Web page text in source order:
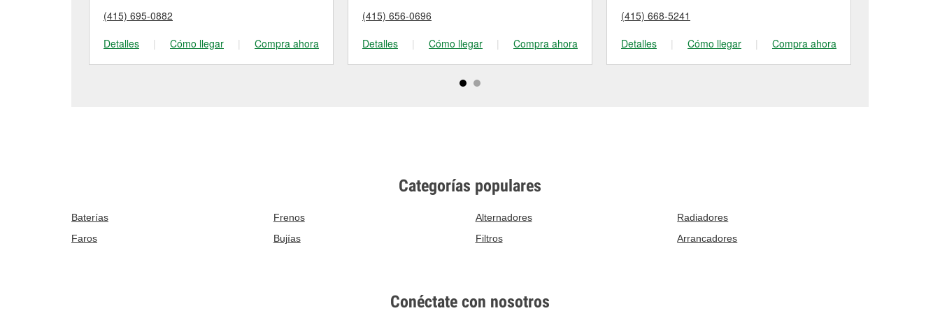
(415) 695-0882
Detalles
| Cómo llegar | Compra ahora
(415) 656-0696
Detalles
| Cómo llegar | Compra ahora
(415) 668-5241
Detalles
| Cómo llegar | Compra ahora
Categorías populares
Baterías Frenos Alternadores
Radiadores
Faros
Bujías Filtros Arrancadores
Conéctate con nosotros